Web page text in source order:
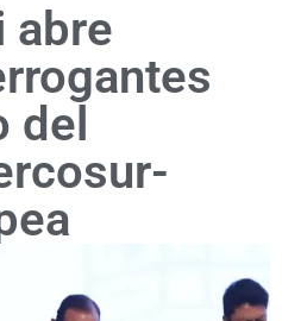
abre
del